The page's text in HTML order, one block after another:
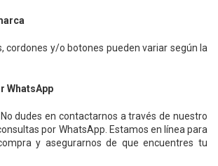
cordones y/o botones pueden variar según la
WhatsApp
dudes en contactarnos a través de nuestro
por WhatsApp. Estamos en línea para
y asegurarnos de que encuentres tu